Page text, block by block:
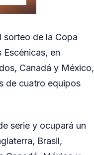
sorteo de la Copa
en
Canadá y México,
de cuatro equipos
serie y ocupará un
Brasil,